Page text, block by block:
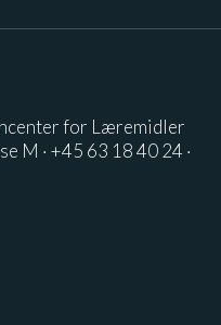
for Læremidler
M · +45 63 18 40 24 ·